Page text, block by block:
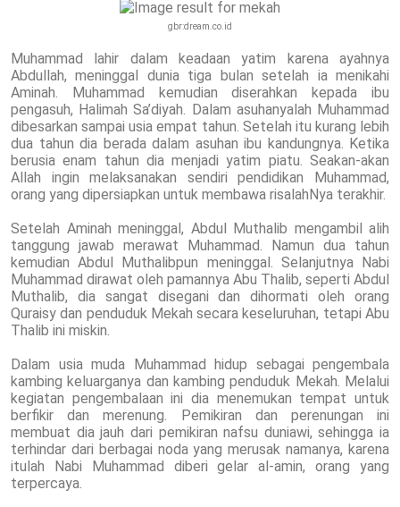
gbr:d ream.co.id
Muhammad lahir dalam keadaan yatim karena ayahnya
Abdullah, meninggal dunia tiga bulan setelah ia menikahi
Aminah. Muhammad kemudian diserahkan kepada ibu
pengasuh, Halimah Sa’diyah. Dalam asuhanyalah Muhammad
dibesarkan sampai usia empat tahun. Setelah itu kurang lebih
dua tahun dia berada dalam asuhan ibu kandungnya. Ketika
berusia enam tahun dia menjadi yatim piatu. Seakan-akan
Allah ingin melaksanakan sendiri pendidikan Muhammad,
orang yang dipersiapkan untuk membawa risalahNya terakhir.
Setelah Aminah meninggal, Abdul Muthalib mengambil alih
tanggung jawab merawat Muhammad. Namun dua tahun
kemudian Abdul Muthalibpun meninggal. Selanjutnya Nabi
Muhammad dirawat oleh pamannya Abu Thalib, seperti Abdul
Muthalib, dia sangat disegani dan dihormati oleh orang
Quraisy dan penduduk Mekah secara keseluruhan, tetapi Abu
Thalib ini miskin.
Dalam usia muda Muhammad hidup sebagai pengembala
kambing keluarganya dan kambing penduduk Mekah. Melalui
kegiatan pengembalaan ini dia menemukan tempat untuk
berfikir dan merenung. Pemikiran dan perenungan ini
membuat dia jauh dari pemikiran nafsu duniawi, sehingga ia
terhindar dari berbagai noda yang merusak namanya, karena
itulah Nabi Muhammad diberi gelar al-amin, orang yang
terpercaya.